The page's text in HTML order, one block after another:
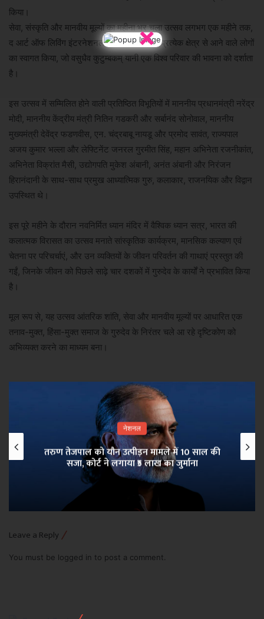
किया।
सेवा, संस्कृति और मानवीय मूल्यों का महीना भर चला उत्सव लगभग एक महीने तक,
द आर्ट ऑफ लिविंग इंटरनेशनल सेंटर ने जीवन के प्रत्येक क्षेत्र से आने वाले लोगों
का स्वागत किया, जो वसुधैव कुटुम्बकम् यानी एक विश्व परिवार की भावना को दर्शाता
है।
इस उत्सव में सम्मिलित होने वाली प्रतिष्ठित विभूतियों में माननीय प्रधानमंत्री नरेंद्र
मोदी, माननीय केंद्रीय मंत्री नितिन गडकरी और सर्बानंद सोनोवाल, माननीय
मुख्यमंत्री देवेंद्र फडणवीस, एन. चंद्रबाबू नायडू और प्रमोद सावंत, राज्यपाल
अजय कुमार भल्ला और लेफ्टिनेंट जनरल गुरमीत सिंह, महान अभिनेता रजनीकांत,
अभिनेता विक्रांत मैसी, उद्योगपति मुकेश अंबानी, अनंत अंबानी और निरंजन
हिरानंदानी के साथ-साथ प्रमुख आध्यात्मिक गुरु, कलाकार, राजनयिक और विद्वान
उपस्थित थे।
इस पूरे महीने के दौरान नवनिर्मित ध्यान मंदिर में वैश्विक ध्यान सत्र, भारत की
कलात्मक विरासत का उत्सव मनाते सांस्कृतिक कार्यक्रम, मानसिक कल्याण एवं
चेतना पर परिचर्चाएं, और उन व्यक्तियों के जीवन परिवर्तन की गाथाएं प्रस्तुत की
गईं, जिनके जीवन को पिछले साढ़े चार दशकों में गुरुदेव के कार्यों ने प्रभावित किया
है।
मूल रूप से, यह उत्सव आंतरिक शांति, सेवा और मानवीय मूल्यों पर आधारित एक
तनाव-मुक्त, हिंसा-मुक्त समाज के गुरुदेव के निरंतर चले आ रहे दृष्टिकोण को
अभिव्यक्त करने का माध्यम बना।
नेशनल
तरुण तेजपाल को यौन उत्पीड़न मामले में 10 साल की
सजा, कोर्ट ने लगाया ₹5 लाख का जुर्माना
Leave a Reply
You must be logged in to post a comment.
×